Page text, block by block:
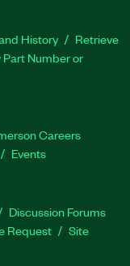
History
Retrieve
Number or
Careers
Events
Discussion Forums
Request
Site